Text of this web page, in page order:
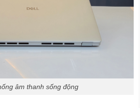
âm thanh sống động